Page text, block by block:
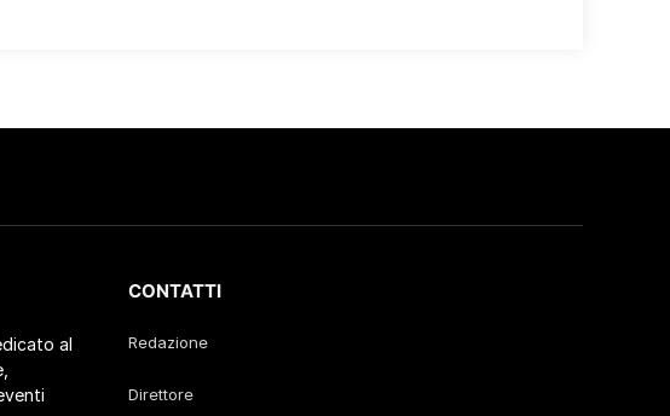
al
CONTATTI
Redazione
Direttore